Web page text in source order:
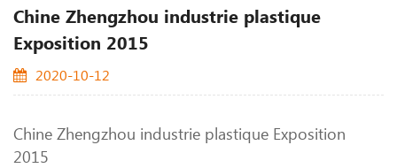
Chine Zhengzhou industrie plastique
Exposition 2015
2020-10-12
Chine Zhengzhou industrie plastique Exposition
2015